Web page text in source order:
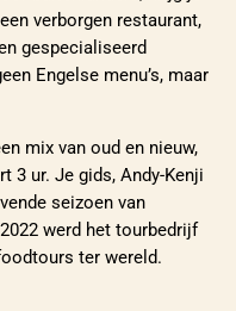
verborgen restaurant,
gespecialiseerd
Engelse menu’s, maar
mix van oud en nieuw,
3 ur. Je gids, Andy-Kenji
seizoen van
2022 werd het tourbedrijf
ter wereld.